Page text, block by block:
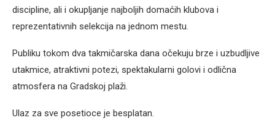
discipline, ali i okupljanje najboljih domaćih klubova i
reprezentativnih selekcija na jednom mestu.
Publiku tokom dva takmičarska dana očekuju brze i uzbudljive
utakmice, atraktivni potezi, spektakularni golovi i odlična
atmosfera na Gradskoj plaži.
Ulaz za sve posetioce je besplatan.